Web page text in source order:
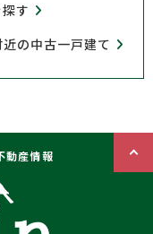
す
の中古一戸建て
動産情報